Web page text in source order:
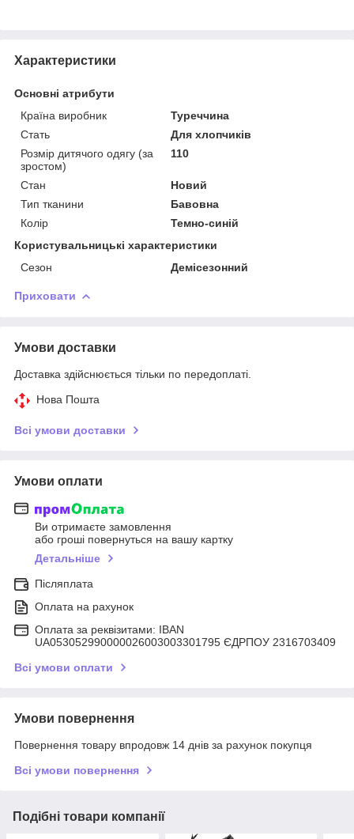
Характеристики
Основні атрибути
Країна виробник
Туреччина
Стать
Для хлопчиків
Розмір дитячого одягу (за
зростом)
110
Стан
Новий
Тип тканини
Бавовна
Колір
Темно-синій
Користувальницькі характеристики
Сезон
Демісезонний
Приховати
Умови доставки
Доставка здійснюється тільки по передоплаті.
Нова Пошта
Всі умови доставки
Умови оплати
Ви отримаєте замовлення
або гроші повернуться на вашу картку
Детальніше
Післяплата
Оплата на рахунок
Оплата за реквізитами: IBAN
UA053052990000026003003301795 ЄДРПОУ 2316703409
Всі умови оплати
Умови повернення
Повернення товару впродовж 14 днів за рахунок покупця
Всі умови повернення
Подібні товари компанії